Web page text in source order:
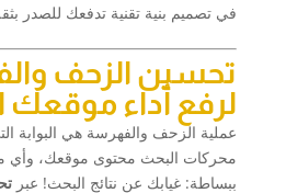
في تصميم بنية تقنية تدفعك للصدر
تحسين الزحف
لرفع أداء موقعك
عملية الزحف والفهرسة هي البوابة
محركات البحث محتوى موقعك، وأي
ببساطة: غيابك عن نتائج البحث! عبر